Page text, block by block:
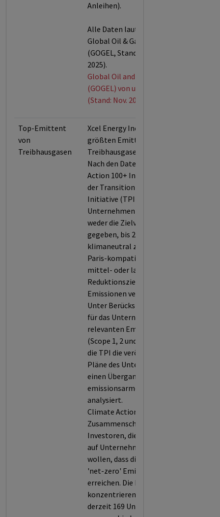
Anleihen).
Alle Daten laut der urgewald
Global Oil & Gas Exit List
(GOGEL, Stand: November
2025).
Global Oil and Gas Exit List
(GOGEL) von urgewald
(Stand: Nov. 2025)
Top-Emittent
von
Treibhausgasen
Xcel Energy Inc ist einer der
größten Emittenten von
Treibhausgasen weltweit.
Nach den Daten der Climate
Action 100+ Initiative bzw.
der Transition Pathway
Initiative (TPI) hat das
Unternehmen sich aber
weder die Zielvorgabe
gegeben, bis 2050
klimaneutral zu sein, noch
Paris-kompatible kurz-,
mittel- oder langfristige
Reduktionsziele für seine
Emissionen veröffentlicht.
Unter Berücksichtigung der
für das Unternehmen
relevanten Emissionen
(Scope 1, 2 und/oder 3) hat
die TPI die veröffentlichten
Pläne des Unternehmens für
einen Übergang in eine
emissionsarme Wirtschaft
analysiert.
Climate Action 100+ ist ein
Zusammenschluss von
Investoren, die gemeinsam
auf Unternehmen einwirken
wollen, dass diese bis 2050
'net-zero' Emissionen
erreichen. Die Investoren
konzentrieren sich auf
derzeit 169 Unternehmen